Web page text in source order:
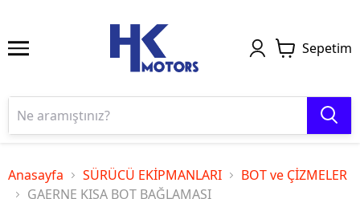
Sepetim
Anasayfa SÜRÜCÜ EKİPMANLARI
BOT ve ÇİZMELER
GAERNE KISA BOT BAĞLAMASI